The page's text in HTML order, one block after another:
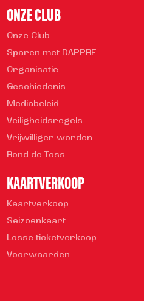
ONZE CLUB
Onze Club
Sparen met DAPPRE
Organisatie
Geschiedenis
Mediabeleid
Veiligheidsregels
Vrijwilliger worden
Rond de Toss
KAARTVERKOOP
Kaartverkoop
Seizoenkaart
Losse ticketverkoop
Voorwaarden